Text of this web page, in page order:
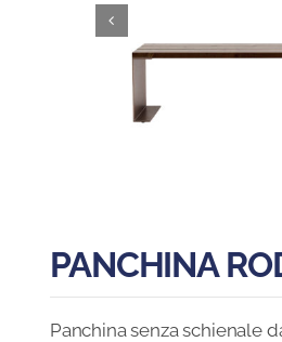
PANCHINA
Panchina senza schienale